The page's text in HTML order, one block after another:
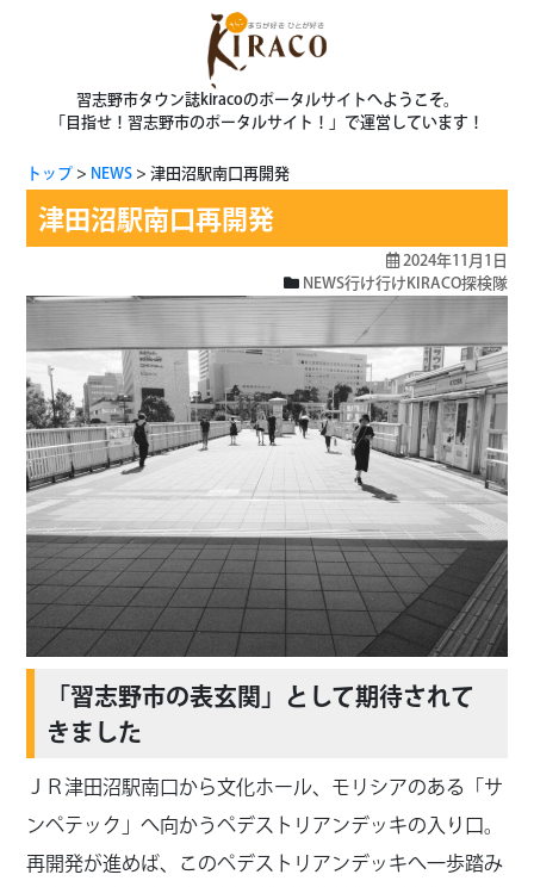
習志野市タウン誌kiracoのポータルサイトへようこそ。
「目指せ！習志野市のポータルサイト！」で運営しています！
トップ NEWS 津田沼駅南口再開発
津田沼駅南口再開発
2024年11月1日
NEWS行け行けKIRACO探検隊
「習志野市の表玄関」として期待されて
きました
ＪＲ津田沼駅南口から文化ホール、モリシアのある「サ
ンペテック」へ向かうペデストリアンデッキの入り口。
再開発が進めば、このペデストリアンデッキへ一歩踏み